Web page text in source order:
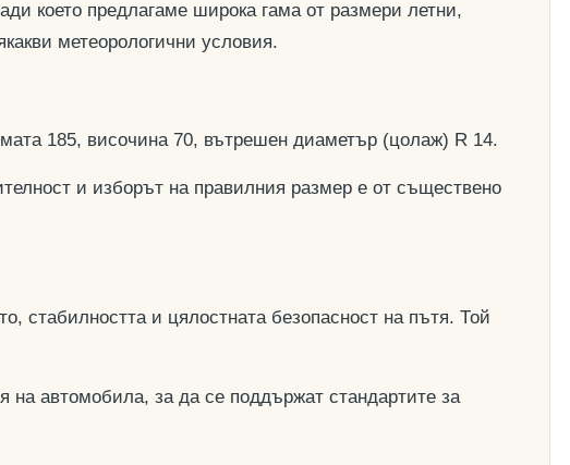
което предлагаме широка гама от размери летни,
метеорологични условия.
185, височина 70, вътрешен диаметър (цолаж) R 14.
и изборът на правилния размер е от съществено
стабилността и цялостната безопасност на пътя. Той
на автомобила, за да се поддържат стандартите за